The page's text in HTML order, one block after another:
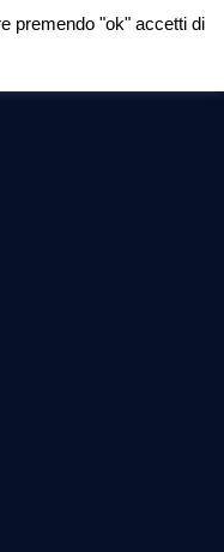
premendo "ok" accetti di